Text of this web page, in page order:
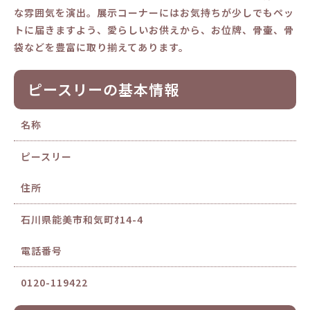
な雰囲気を演出。展示コーナーにはお気持ちが少しでもペッ
トに届きますよう、愛らしいお供えから、お位牌、骨壷、骨
袋などを豊富に取り揃えてあります。
ピースリーの基本情報
名称
ピースリー
住所
石川県能美市和気町ｵ14-4
電話番号
0120-119422